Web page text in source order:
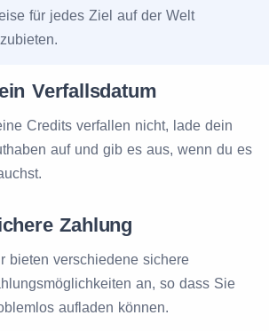
für jedes Ziel auf der Welt
Verfallsdatum
Credits verfallen nicht, lade dein
auf und gib es aus, wenn du es
Zahlung
bieten verschiedene sichere
an, so dass Sie
aufladen können.